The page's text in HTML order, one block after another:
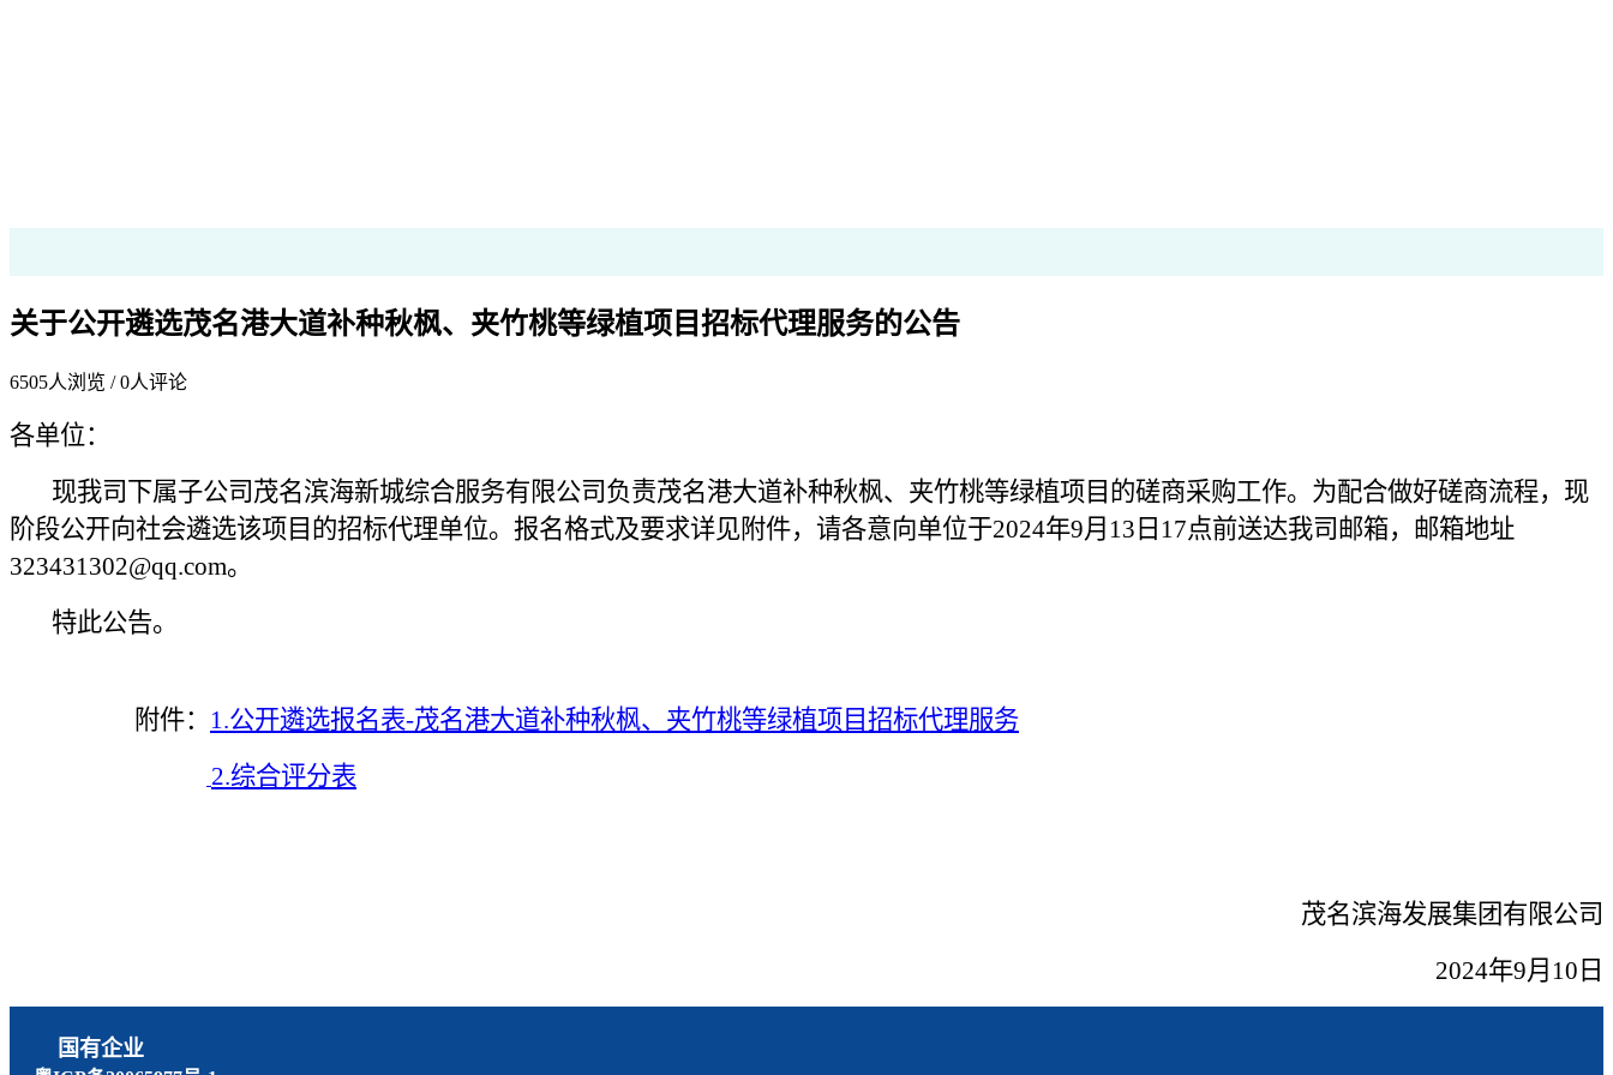
关于公开遴选茂名港大道补种秋枫、夹竹桃等绿植项目招标代理服务的公告
6505人浏览 /0人评论
各单位：
现我司下属子公司茂名滨海新城综合服务有限公司负责茂名港大道补种秋枫、夹竹桃等绿植项目 的磋商采购工作。为配合做好磋商流程，现
阶段公开向社会遴选该项目的招标代理单位。报名格式及要求详见附件，请各意向单位于2024年9月13日17点前送达我司邮箱，邮箱地址
323431302@qq.com。
特此公告。
附件： 1.公开遴选报名表-茂名港大道补种秋枫、夹竹桃等绿植项目招标代理服务
2.综合评分表
茂名滨海发展集团有限公司
2024年9月10日
国有企业